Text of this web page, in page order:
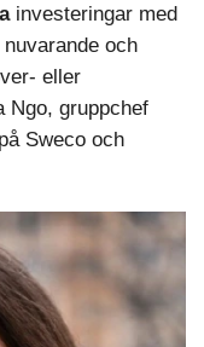
investeringar med
och
eller
Ngo, gruppchef
Sweco och